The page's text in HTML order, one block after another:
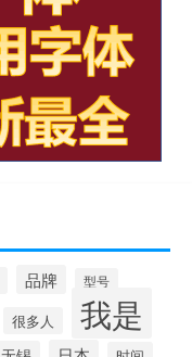
品牌 型号
很多人 我是